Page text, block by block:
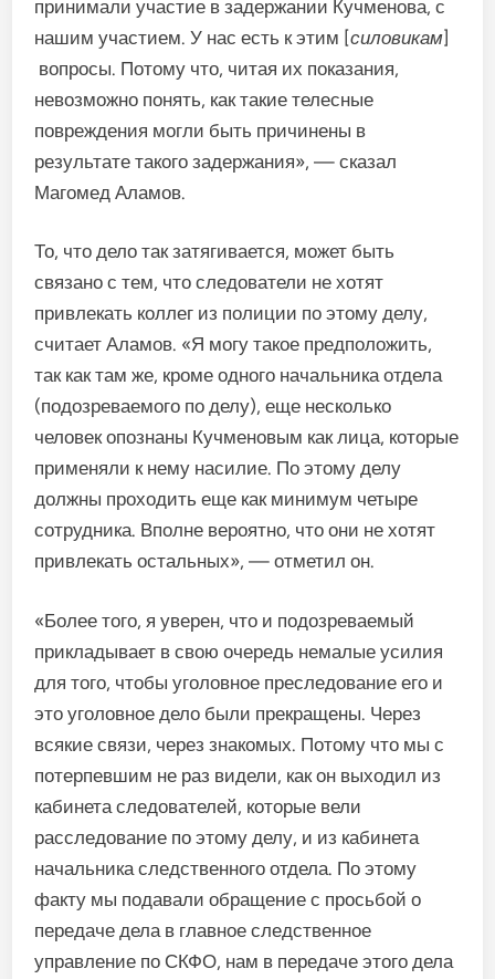
принимали участие в задержании Кучменова, с
нашим участием. У нас есть к этим [силовикам]
вопросы. Потому что, читая их показания,
невозможно понять, как такие телесные
повреждения могли быть причинены в
результате такого задержания», — сказал
Магомед Аламов.
То, что дело так затягивается, может быть
связано с тем, что следователи не хотят
привлекать коллег из полиции по этому делу,
считает Аламов. «Я могу такое предположить,
так как там же, кроме одного начальника отдела
(подозреваемого по делу), еще несколько
человек опознаны Кучменовым как лица, которые
применяли к нему насилие. По этому делу
должны проходить еще как минимум четыре
сотрудника. Вполне вероятно, что они не хотят
привлекать остальных», — отметил он.
«Более того, я уверен, что и подозреваемый
прикладывает в свою очередь немалые усилия
для того, чтобы уголовное преследование его и
это уголовное дело были прекращены. Через
всякие связи, через знакомых. Потому что мы с
потерпевшим не раз видели, как он выходил из
кабинета следователей, которые вели
расследование по этому делу, и из кабинета
начальника следственного отдела. По этому
факту мы подавали обращение с просьбой о
передаче дела в главное следственное
управление по СКФО, нам в передаче этого дела